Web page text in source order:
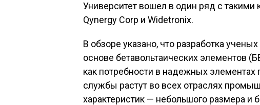
Университет вошел в один ряд с такими
Qynergy Corp и Widetronix.
В обзоре указано, что разработка
основе бетавольтаических элементов
как потребности в надежных
службы растут во всех отраслях
характеристик — небольшого размера и